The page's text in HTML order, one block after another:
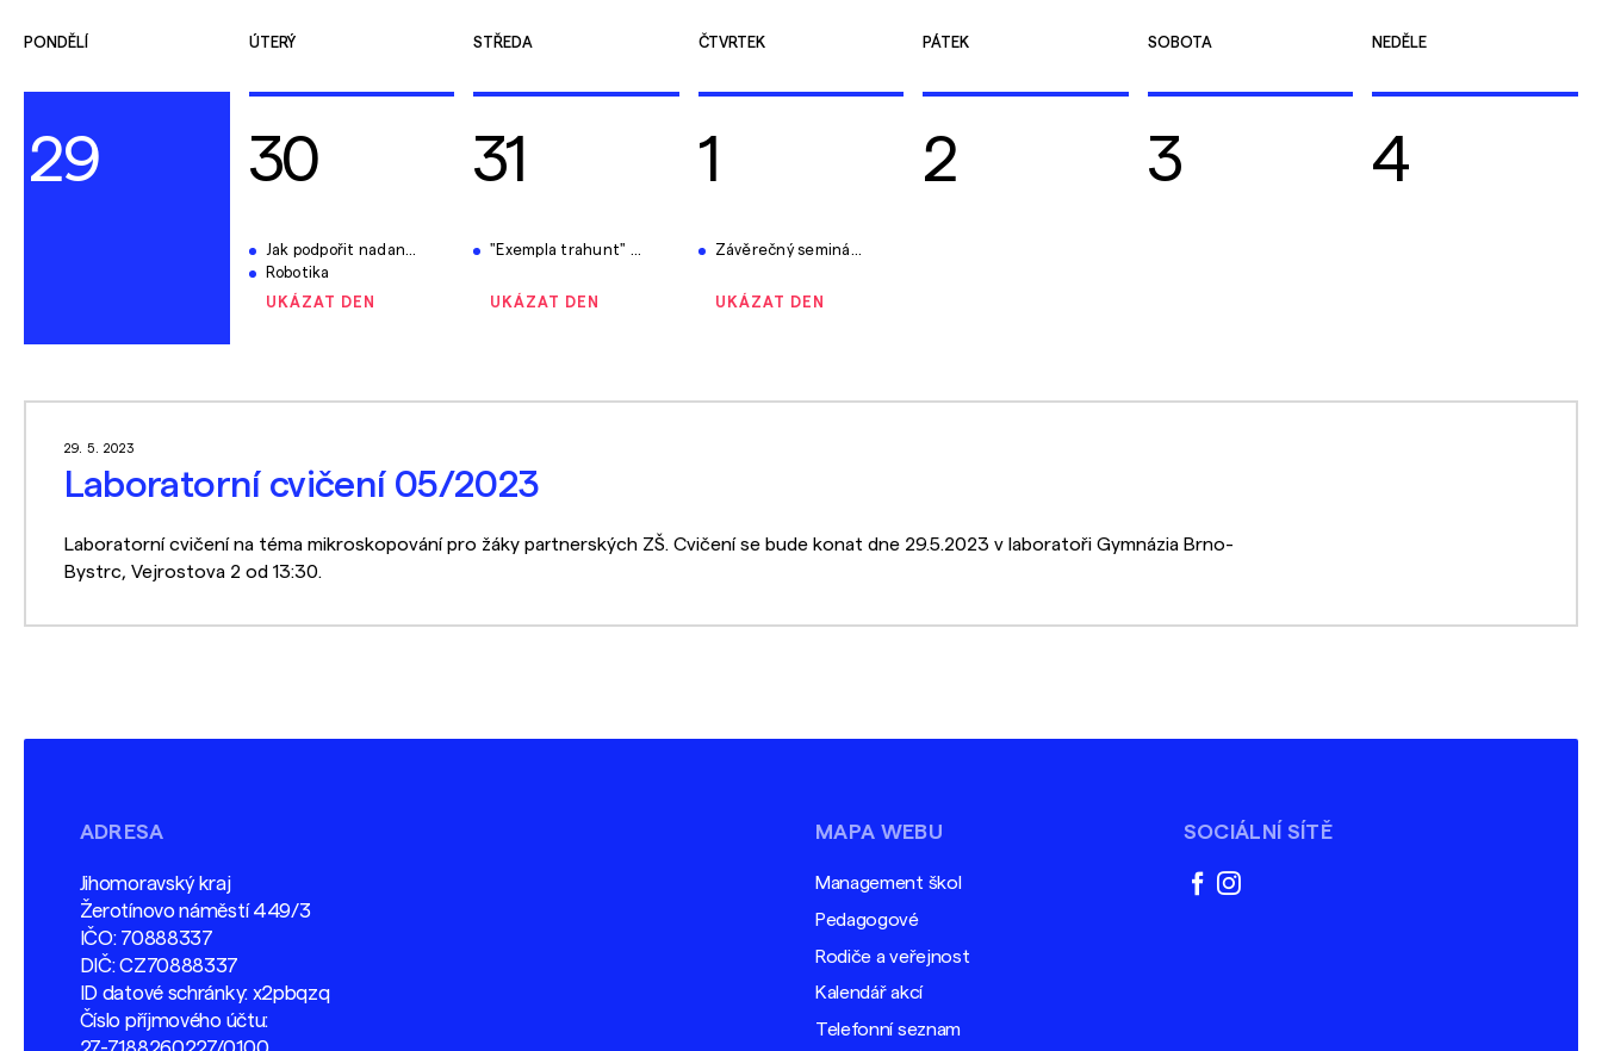
PONDĚLÍ ÚTERÝ STŘEDA ČTVRTEK PÁTEK SOBOTA NEDĚLE
29 30
Jak podpořit nadané žáky ve škole (online)
Robotika
UKÁZAT DEN
31
"Exempla trahunt" - konference projektu iKAP JMK II
UKÁZAT DEN
1
Závěrečný seminář - Aktuální hrozby kyberprostoru III
UKÁZAT DEN
2 3 4
29. 5. 2023
Laboratorní cvičení 05/2023
Laboratorní cvičení na téma mikroskopování pro žáky partnerských ZŠ. Cvičení se bude konat dne 29.5.2023 v laboratoři Gymnázia Brno-
Bystrc, Vejrostova 2 od 13:30.
ADRESA
Jihomoravský kraj
Žerotínovo náměstí 449/3
IČO: 70888337
DIČ: CZ70888337
ID datové schránky: x2pbqzq
Číslo příjmového účtu:
MAPA WEBU
Management škol
Pedagogové
Rodiče a veřejnost
Kalendář akcí
Telefonní seznam
SOCIÁLNÍ SÍTĚ
facebook
instagram